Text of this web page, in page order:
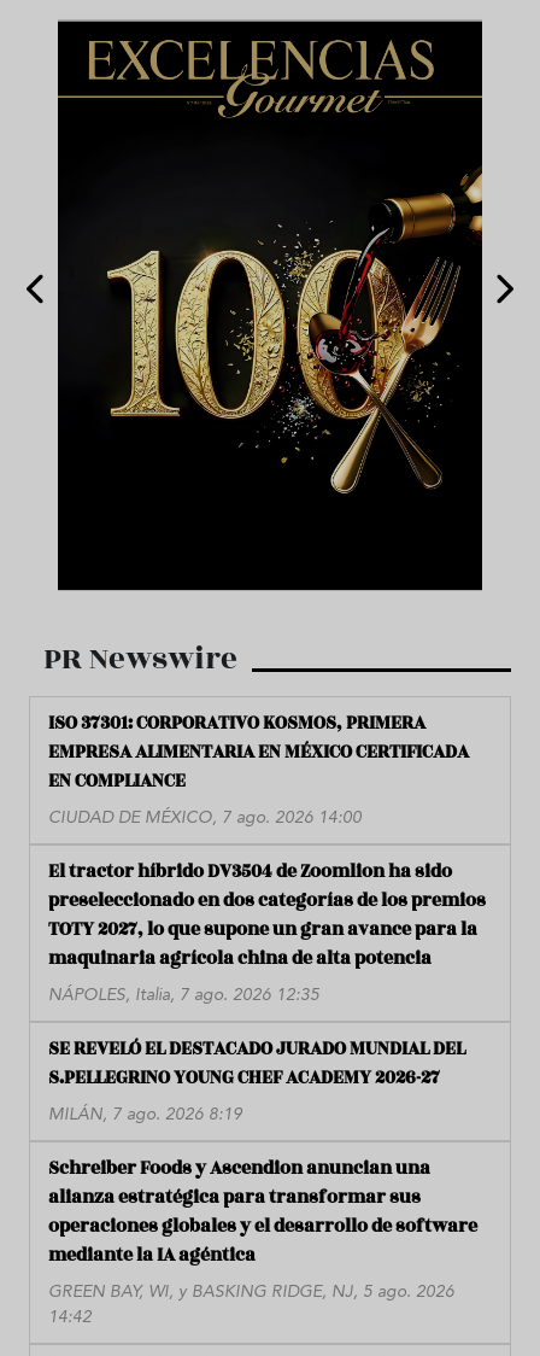
PR Newswire
ISO 37301: CORPORATIVO KOSMOS, PRIMERA
EMPRESA ALIMENTARIA EN MÉXICO CERTIFICADA
EN COMPLIANCE
CIUDAD DE MÉXICO, 7 ago. 2026 14:00
El tractor híbrido DV3504 de Zoomlion ha sido
preseleccionado en dos categorías de los premios
TOTY 2027, lo que supone un gran avance para la
maquinaria agrícola china de alta potencia
NÁPOLES, Italia, 7 ago. 2026 12:35
SE REVELÓ EL DESTACADO JURADO MUNDIAL DEL
S.PELLEGRINO YOUNG CHEF ACADEMY 2026-27
MILÁN, 7 ago. 2026 8:19
Schreiber Foods y Ascendion anuncian una
alianza estratégica para transformar sus
operaciones globales y el desarrollo de software
mediante la IA agéntica
GREEN BAY, WI, y BASKING RIDGE, NJ, 5 ago. 2026
14:42